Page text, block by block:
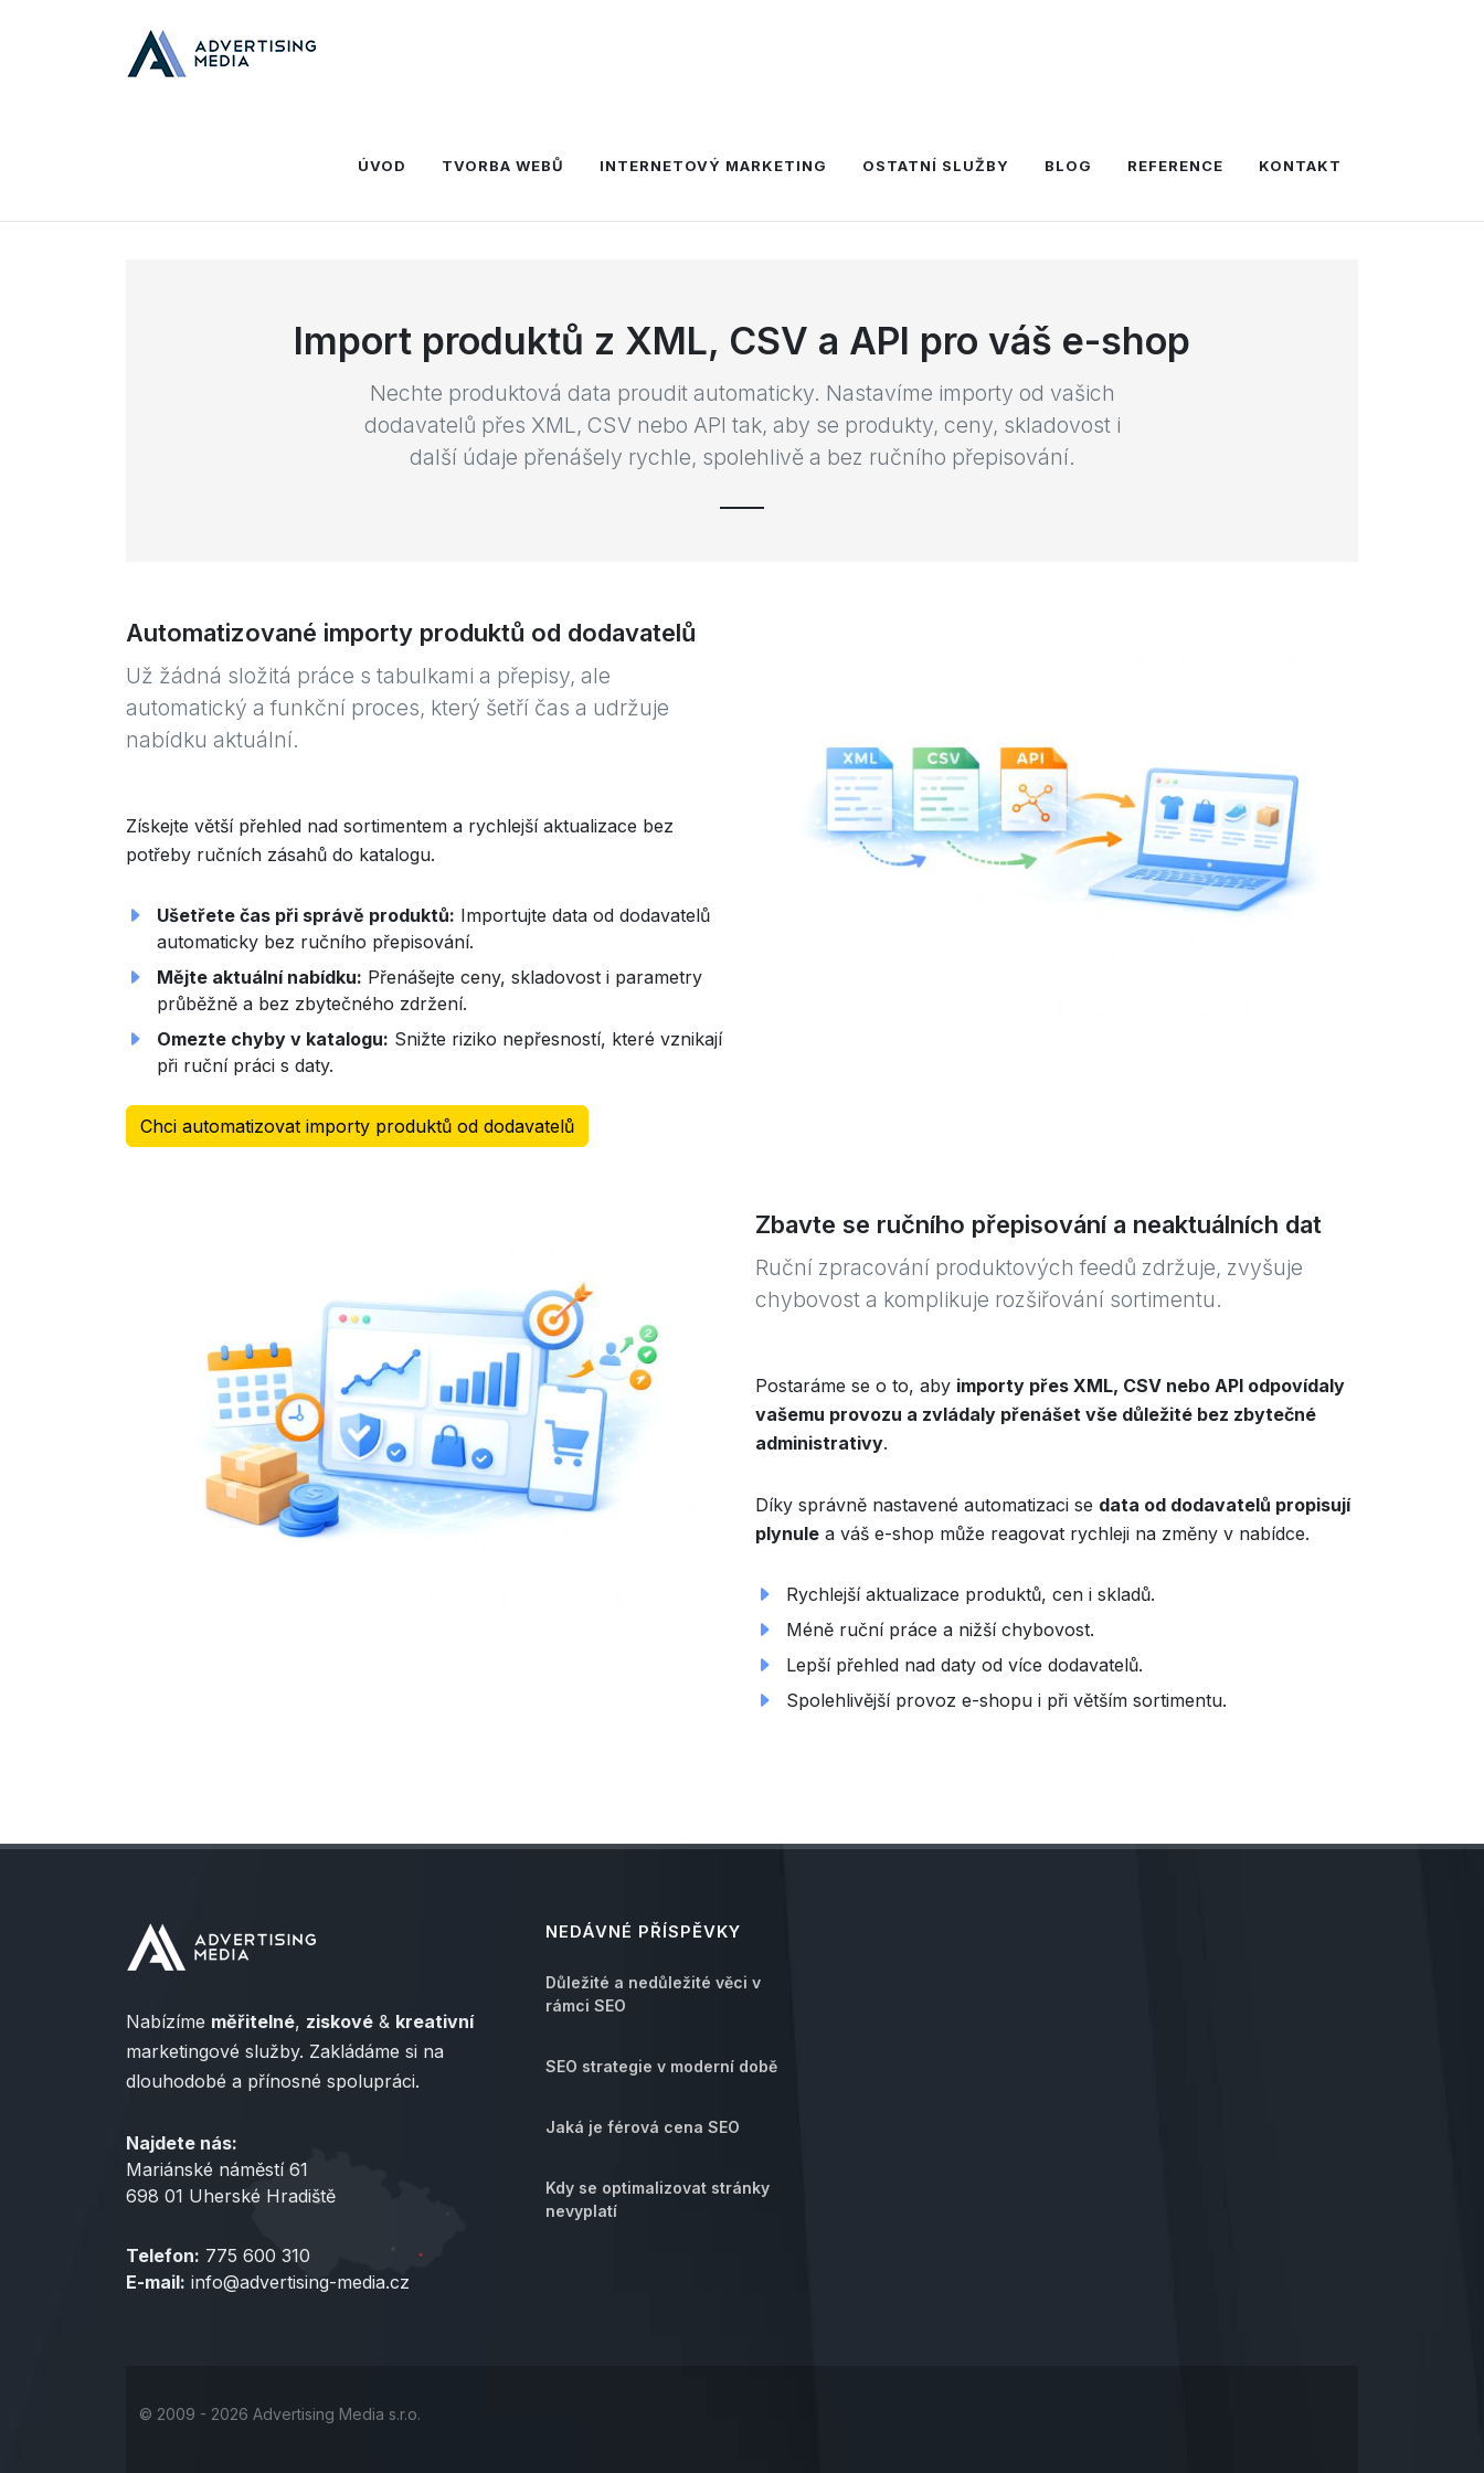
ÚVOD TVORBA WEBŮ INTERNETOVÝ MARKETING OSTATNÍ SLUŽBY BLOG REFERENCE KONTAKT
Import produktů z XML, CSV a API pro váš e-shop
Nechte produktová data proudit automaticky. Nastavíme importy od vašich
dodavatelů přes XML, CSV nebo API tak, aby se produkty, ceny, skladovost i
další údaje přenášely rychle, spolehlivě a bez ručního přepisování.
Automatizované importy produktů od dodavatelů
Už žádná složitá práce s tabulkami a přepisy, ale
automatický a funkční proces, který šetří čas a udržuje
nabídku aktuální.
Získejte větší přehled nad sortimentem a rychlejší aktualizace bez
potřeby ručních zásahů do katalogu.
Ušetřete čas při správě produktů: Importujte data od dodavatelů
automaticky bez ručního přepisování.
Mějte aktuální nabídku: Přenášejte ceny, skladovost i parametry
průběžně a bez zbytečného zdržení.
Omezte chyby v katalogu: Snižte riziko nepřesností, které vznikají
při ruční práci s daty.
Chci automatizovat importy produktů od dodavatelů
Zbavte se ručního přepisování a neaktuálních dat
Ruční zpracování produktových feedů zdržuje, zvyšuje
chybovost a komplikuje rozšiřování sortimentu.
Postaráme se o to, aby importy přes XML, CSV nebo API odpovídaly
vašemu provozu a zvládaly přenášet vše důležité bez zbytečné
administrativy.
Díky správně nastavené automatizaci se data od dodavatelů propisují
plynule a váš e-shop může reagovat rychleji na změny v nabídce.
Rychlejší aktualizace produktů, cen i skladů.
Méně ruční práce a nižší chybovost.
Lepší přehled nad daty od více dodavatelů.
Spolehlivější provoz e-shopu i při větším sortimentu.
Nabízíme měřitelné, ziskové & kreativní
marketingové služby. Zakládáme si na
dlouhodobé a přínosné spolupráci.
Najdete nás:
Mariánské náměstí 61
698 01 Uherské Hradiště
Telefon: 775 600 310
E-mail: info@advertising-media.cz
NEDÁVNÉ PŘÍSPĚVKY
Důležité a nedůležité věci v
rámci SEO
SEO strategie v moderní době
Jaká je férová cena SEO
Kdy se optimalizovat stránky
nevyplatí
© 2009 - 2026 Advertising Media s.r.o.